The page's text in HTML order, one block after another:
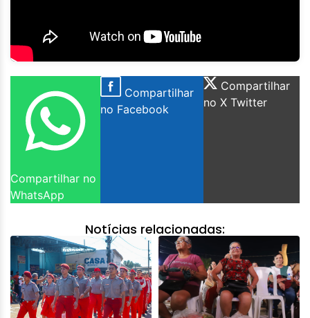
Compartilhar no
WhatsApp
Compartilhar
no Facebook
Compartilhar
no X Twitter
Notícias relacionadas: